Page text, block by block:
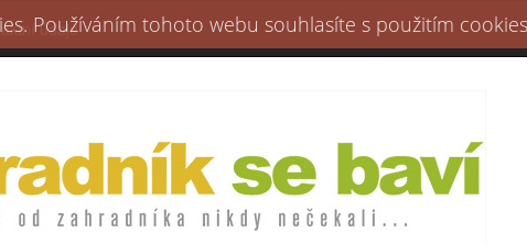
údaje
Používáním tohoto webu souhlasíte s použitím